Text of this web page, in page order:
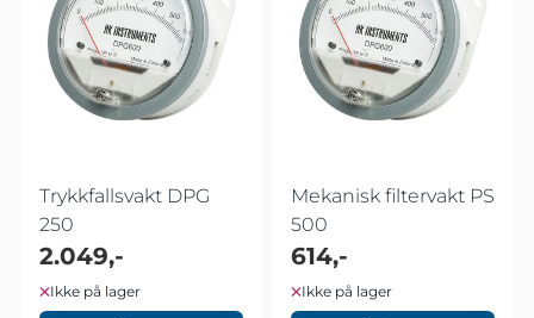
Trykkfallsvakt DPG
250
2.049,-
Ikke på lager
Mekanisk filtervakt PS
500
614,-
Ikke på lager